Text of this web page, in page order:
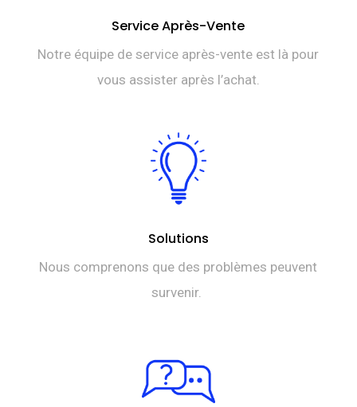
Service Après-Vente
Notre équipe de service après-vente est là pour
vous assister après l’achat.
Solutions
Nous comprenons que des problèmes peuvent
survenir.